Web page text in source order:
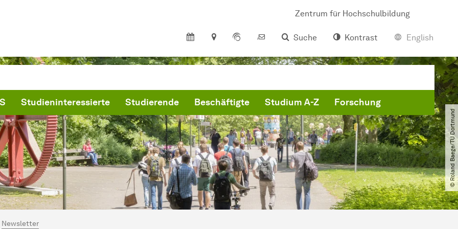
Zentrum für Hochschulbildung
Suche
Kontrast English
Studieninteressierte Studierende Beschäftigte Studium A-Z Forschung
© Roland Baege​/​TU Dortmund
hier:DoBuS
Newsletter